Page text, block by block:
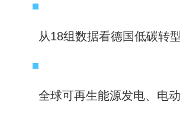
从18组数据看德国低碳转
全球可再生能源发电、电